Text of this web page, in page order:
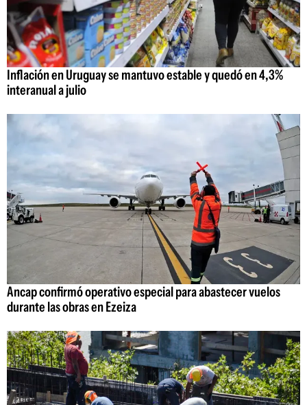
Inflación en Uruguay se mantuvo estable y quedó en 4,3%
interanual a julio
Ancap confirmó operativo especial para abastecer vuelos
durante las obras en Ezeiza